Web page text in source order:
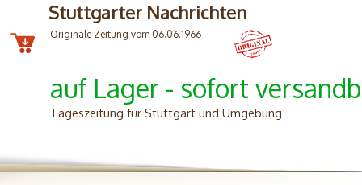
Stuttgarter Nachrichten
Originale Zeitung vom 06.06.1966
auf Lager - sofort
Tageszeitung für Stuttgart und Umgebung